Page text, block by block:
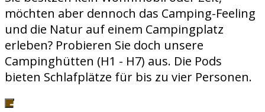
möchten aber dennoch das Camping-Feeling
und die Natur auf einem Campingplatz
erleben? Probieren Sie doch unsere
Campinghütten (H1 - H7) aus. Die Pods
bieten Schlafplätze für bis zu vier Personen.